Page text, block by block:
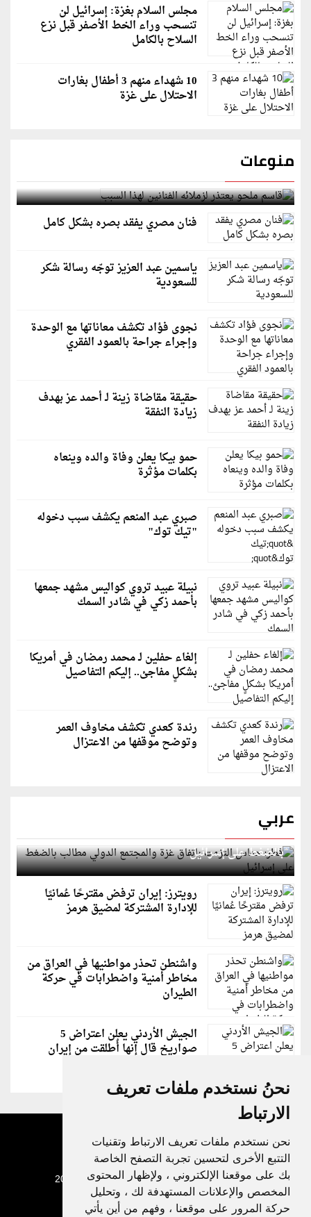
نحنُ نستخدم ملفات تعريف
الارتباط
نحن نستخدم ملفات تعريف الارتباط وتقنيات
التتبع الأخرى لتحسين تجربة التصفح الخاصة
بك على موقعنا الإلكتروني ، ولإظهار المحتوى
المخصص والإعلانات المستهدفة لك ، وتحليل
حركة المرور على موقعنا ، وفهم من أين يأتي
مجلس السلام بغزة: إسرائيل لن
تنسحب وراء الخط الأصفر قبل نزع
السلاح بالكامل
10 شهداء منهم 3 أطفال بغارات
الاحتلال على غزة
منوعات
قاسم ملحو يعتذر لزملائه الفنانين لهذا السبب
فنان مصري يفقد بصره بشكل كامل
ياسمين عبد العزيز توجّه رسالة شكر
للسعودية
نجوى فؤاد تكشف معاناتها مع الوحدة
وإجراء جراحة بالعمود الفقري
حقيقة مقاضاة زينة لـ أحمد عز بهدف
زيادة النفقة
حمو بيكا يعلن وفاة والده وينعاه
بكلمات مؤثرة
صبري عبد المنعم يكشف سبب دخوله
"تيك توك"
نبيلة عبيد تروي كواليس مشهد جمعها
بأحمد زكي في شادر السمك
إلغاء حفلين لـ محمد رمضان في أمريكا
بشكلٍ مفاجئ.. إليكم التفاصيل
رندة كعدي تكشف مخاوف العمر
وتوضح موقفها من الاعتزال
عربي
قطر: حماس التزمت باتفاق غزة والمجتمع الدولي مطالب
بالضغط على إسرائيل
رويترز: إيران ترفض مقترحًا عُمانيًا
للإدارة المشتركة لمضيق هرمز
واشنطن تحذر مواطنيها في العراق من
مخاطر أمنية واضطرابات في حركة
الطيران
الجيش الأردني يعلن اعتراض 5
صواريخ قال إنها أُطلقت من إيران
جميع الحقوق محفوظة لدنيا الوطن © 2003 - 2022